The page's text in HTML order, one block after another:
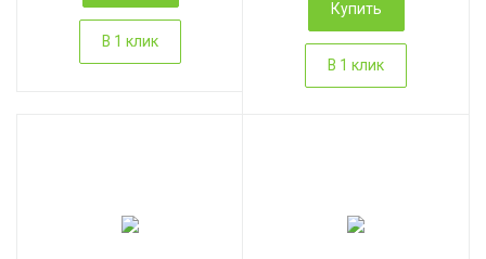
В 1 клик
Купить
В 1 клик